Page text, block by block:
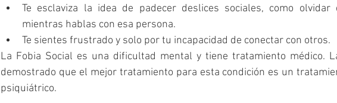
Te esclaviza la idea de padecer deslices sociales, como
mientras hablas con esa persona.
Te sientes frustrado y solo por tu incapacidad de conectar con otros.
La Fobia Social es una dificultad mental y tiene tratamiento médico.
demostrado que el mejor tratamiento para esta condición es un
psiquiátrico.